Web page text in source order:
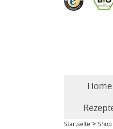
Home
Startseite > Shop